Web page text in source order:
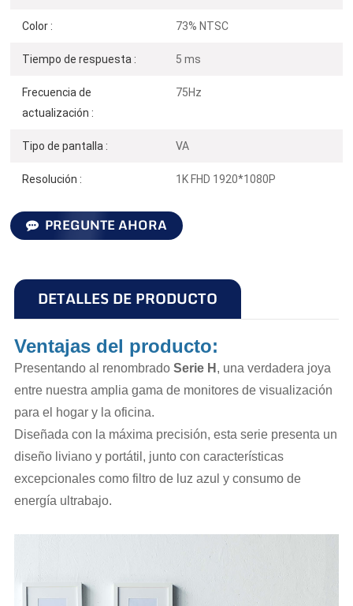
Color : 73% NTSC
Tiempo de respuesta : 5 ms
Frecuencia de
actualización :
75Hz
Tipo de pantalla : VA
Resolución : 1K FHD 1920*1080P
PREGUNTE AHORA
DETALLES DE PRODUCTO
Ventajas del producto:
Presentando al renombrado Serie H , una verdadera joya
entre nuestra amplia gama de monitores de visualización
para el hogar y la oficina.
Diseñada con la máxima precisión, esta serie presenta un
diseño liviano y portátil, junto con características
excepcionales como filtro de luz azul y consumo de
energía ultrabajo.